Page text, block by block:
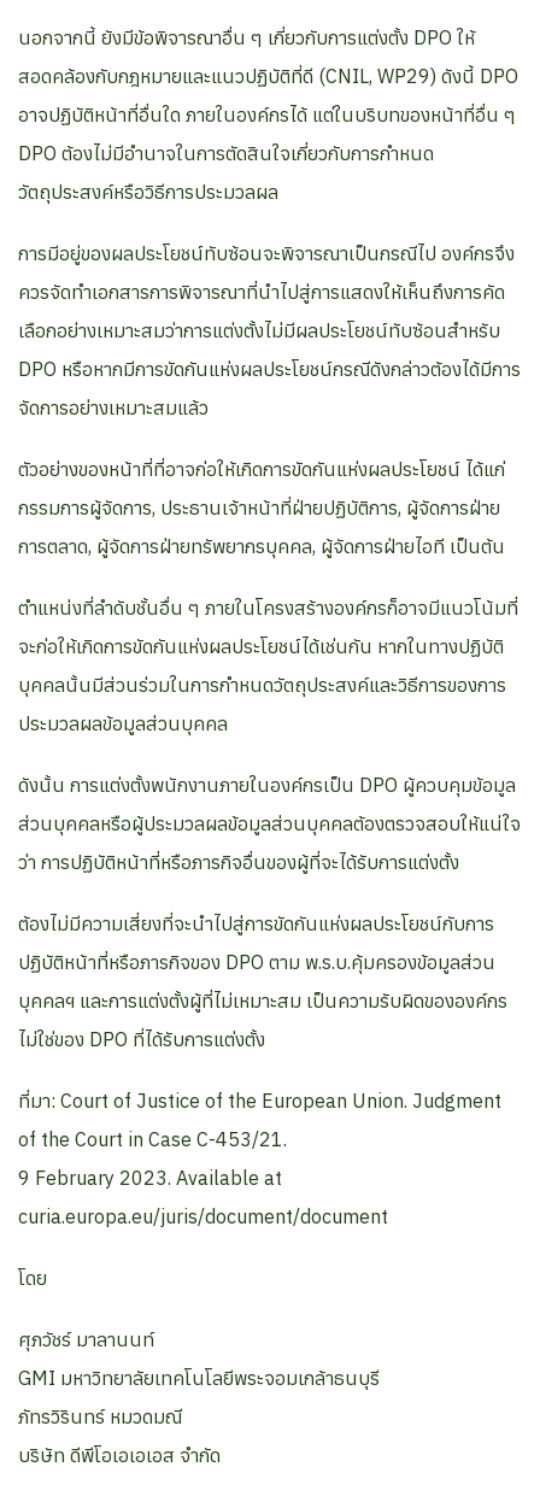
นอกจากนี้ ยังมีข้อพิจารณาอื่น ๆ เกี่ยวกับการแต่งตั้ง DPO ให้
สอดคล้องกับกฎหมายและแนวปฏิบัติที่ดี (CNIL, WP29) ดังนี้ DPO
อาจปฏิบัติหน้าที่อื่นใด ภายในองค์กรได้ แต่ในบริบทของหน้าที่อื่น ๆ
DPO ต้องไม่มีอำนาจในการตัดสินใจเกี่ยวกับการกำหนด
วัตถุประสงค์หรือวิธีการประมวลผล
การมีอยู่ของผลประโยชน์ทับซ้อนจะพิจารณาเป็นกรณีไป องค์กรจึง
ควรจัดทำเอกสารการพิจารณาที่นำไปสู่การแสดงให้เห็นถึงการคัด
เลือกอย่างเหมาะสมว่าการแต่งตั้งไม่มีผลประโยชน์ทับซ้อนสำหรับ
DPO หรือหากมีการขัดกันแห่งผลประโยชน์กรณีดังกล่าวต้องได้มีการ
จัดการอย่างเหมาะสมแล้ว
ตัวอย่างของหน้าที่ที่อาจก่อให้เกิดการขัดกันแห่งผลประโยชน์ ได้แก่
กรรมการผู้จัดการ, ประธานเจ้าหน้าที่ฝ่ายปฏิบัติการ, ผู้จัดการฝ่าย
การตลาด, ผู้จัดการฝ่ายทรัพยากรบุคคล, ผู้จัดการฝ่ายไอที เป็นต้น
ตำแหน่งที่ลำดับชั้นอื่น ๆ ภายในโครงสร้างองค์กรก็อาจมีแนวโน้มที่
จะก่อให้เกิดการขัดกันแห่งผลประโยชน์ได้เช่นกัน หากในทางปฏิบัติ
บุคคลนั้นมีส่วนร่วมในการกำหนดวัตถุประสงค์และวิธีการของการ
ประมวลผลข้อมูลส่วนบุคคล
ดังนั้น การแต่งตั้งพนักงานภายในองค์กรเป็น DPO ผู้ควบคุมข้อมูล
ส่วนบุคคลหรือผู้ประมวลผลข้อมูลส่วนบุคคลต้องตรวจสอบให้แน่ใจ
ว่า การปฏิบัติหน้าที่หรือภารกิจอื่นของผู้ที่จะได้รับการแต่งตั้ง
ต้องไม่มีความเสี่ยงที่จะนำไปสู่การขัดกันแห่งผลประโยชน์กับการ
ปฏิบัติหน้าที่หรือภารกิจของ DPO ตาม พ.ร.บ.คุ้มครองข้อมูลส่วน
บุคคลฯ และการแต่งตั้งผู้ที่ไม่เหมาะสม เป็นความรับผิดขององค์กร
ไม่ใช่ของ DPO ที่ได้รับการแต่งตั้ง
ที่มา: Court of Justice of the European Union. Judgment
of the Court in Case C-453/21.
9 February 2023. Available at
curia.europa.eu/juris/document/document
โดย
ศุภวัชร์ มาลานนท์
GMI มหาวิทยาลัยเทคโนโลยีพระจอมเกล้าธนบุรี
ภัทรวิรินทร์ หมวดมณี
บริษัท ดีพีโอเอเอเอส จำกัด